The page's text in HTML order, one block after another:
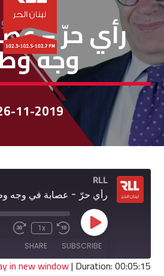
رأي حررأي حرّ –
وجه
11-2019
RLL
رأي حرّ - عصابة في وجه
Play
Episode
Rewind
10
Seconds
1x
Fast
SUBSCRIBE
SHARE
in new window| Duration: 00:05:15